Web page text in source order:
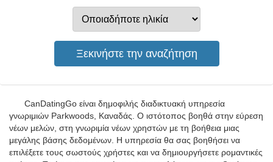
CanDatingGo είναι δημοφιλής διαδικτυακή υπηρεσία
γνωριμιών Parkwoods, Καναδάς. Ο ιστότοπος βοηθά στην εύρεση
νέων μελών, στη γνωριμία νέων χρηστών με τη βοήθεια μιας
μεγάλης βάσης δεδομένων. Η υπηρεσία θα σας βοηθήσει να
επιλέξετε τους σωστούς χρήστες και να δημιουργήσετε ρομαντικές